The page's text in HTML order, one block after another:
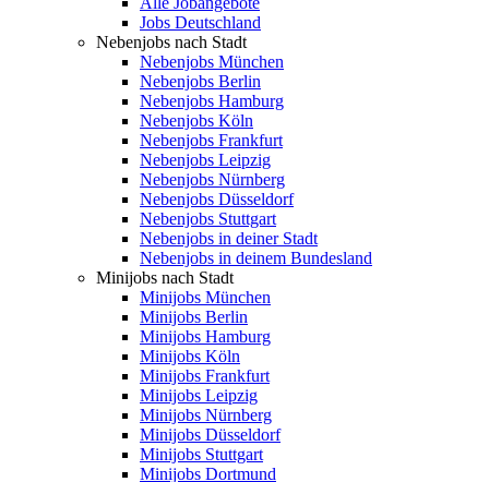
Jobs Deutschland
Nebenjobs nach Stadt
Nebenjobs München
Nebenjobs Berlin
Nebenjobs Hamburg
Nebenjobs Köln
Nebenjobs Frankfurt
Nebenjobs Leipzig
Nebenjobs Nürnberg
Nebenjobs Düsseldorf
Nebenjobs Stuttgart
Nebenjobs in deiner Stadt
Nebenjobs in deinem Bundesland
Minijobs nach Stadt
Minijobs München
Minijobs Berlin
Minijobs Hamburg
Minijobs Köln
Minijobs Frankfurt
Minijobs Leipzig
Minijobs Nürnberg
Minijobs Düsseldorf
Minijobs Stuttgart
Minijobs Dortmund